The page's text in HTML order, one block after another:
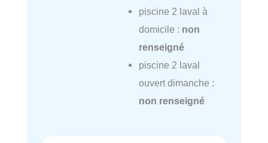
piscine 2 laval à
domicile : non
renseigné
piscine 2 laval
ouvert dimanche :
non renseigné